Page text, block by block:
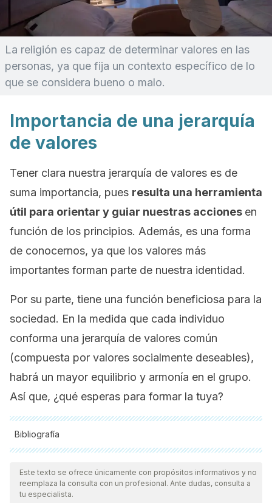
La religión es capaz de determinar valores en las
personas, ya que fija un contexto específico de lo
que se considera bueno o malo.
Importancia de una jerarquía
de valores
Tener clara nuestra jerarquía de valores es de
suma importancia, pues resulta una herramienta
útil para orientar y guiar nuestras acciones en
función de los principios. Además, es una forma
de conocernos, ya que los valores más
importantes forman parte de nuestra identidad.
Por su parte, tiene una función beneficiosa para la
sociedad. En la medida que cada individuo
conforma una jerarquía de valores común
(compuesta por valores socialmente deseables),
habrá un mayor equilibrio y armonía en el grupo.
Así que, ¿qué esperas para formar la tuya?
Bibliografía
Todas las fuentes citadas fueron revisadas a profundidad por
nuestro equipo, para asegurar su calidad, confiabilidad,
vigencia y validez.La bibliografía de este artículo fue
Este texto se ofrece únicamente con propósitos informativos y no
reemplaza la consulta con un profesional. Ante dudas, consulta a
tu especialista.